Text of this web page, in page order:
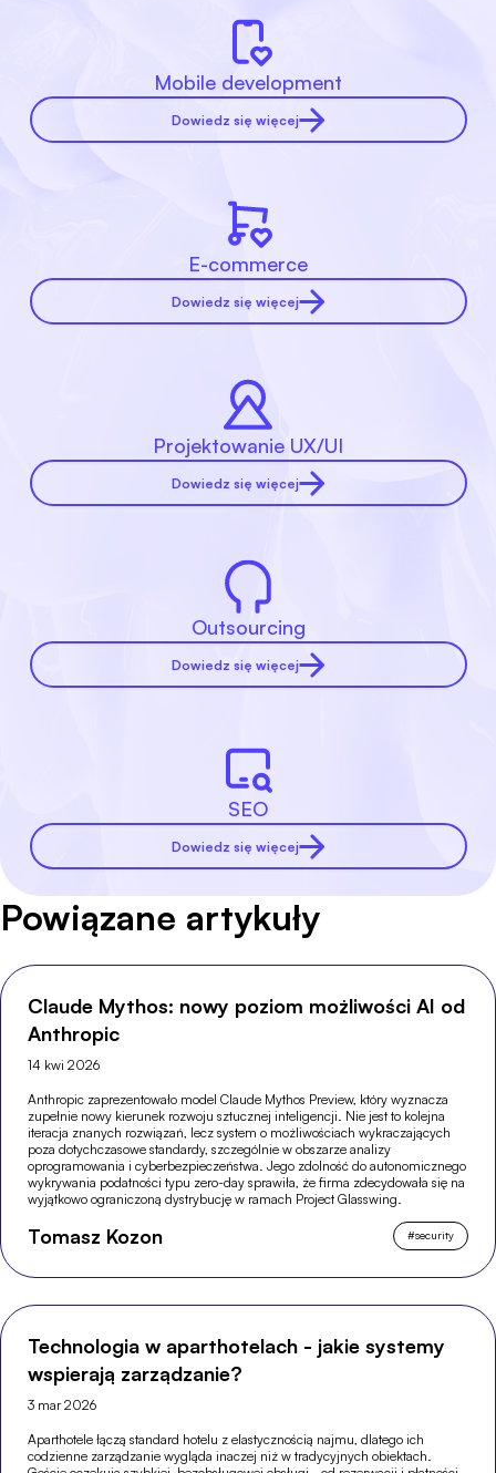
Mobile development
Dowiedz się więcej
E-commerce
Dowiedz się więcej
Projektowanie UX/UI
Dowiedz się więcej
Outsourcing
Dowiedz się więcej
SEO
Dowiedz się więcej
Powiązane artykuły
Claude Mythos: nowy poziom możliwości AI od
Anthropic
14 kwi 2026
Anthropic zaprezentowało model Claude Mythos Preview, który wyznacza
zupełnie nowy kierunek rozwoju sztucznej inteligencji. Nie jest to kolejna
iteracja znanych rozwiązań, lecz system o możliwościach wykraczających
poza dotychczasowe standardy, szczególnie w obszarze analizy
oprogramowania i cyberbezpieczeństwa. Jego zdolność do autonomicznego
wykrywania podatności typu zero-day sprawiła, że firma zdecydowała się na
wyjątkowo ograniczoną dystrybucję w ramach Project Glasswing.
Tomasz Kozon #security
Technologia w aparthotelach - jakie systemy
wspierają zarządzanie?
3 mar 2026
Aparthotele łączą standard hotelu z elastycznością najmu, dlatego ich
codzienne zarządzanie wygląda inaczej niż w tradycyjnych obiektach.